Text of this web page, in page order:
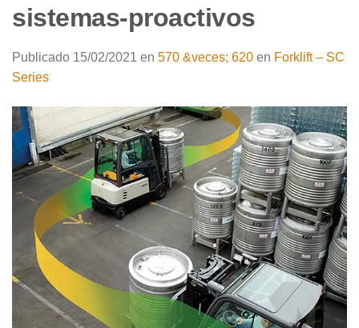
sistemas-proactivos
Publicado 15/02/2021 en 570 &veces; 620 en Forklift – SC
Series